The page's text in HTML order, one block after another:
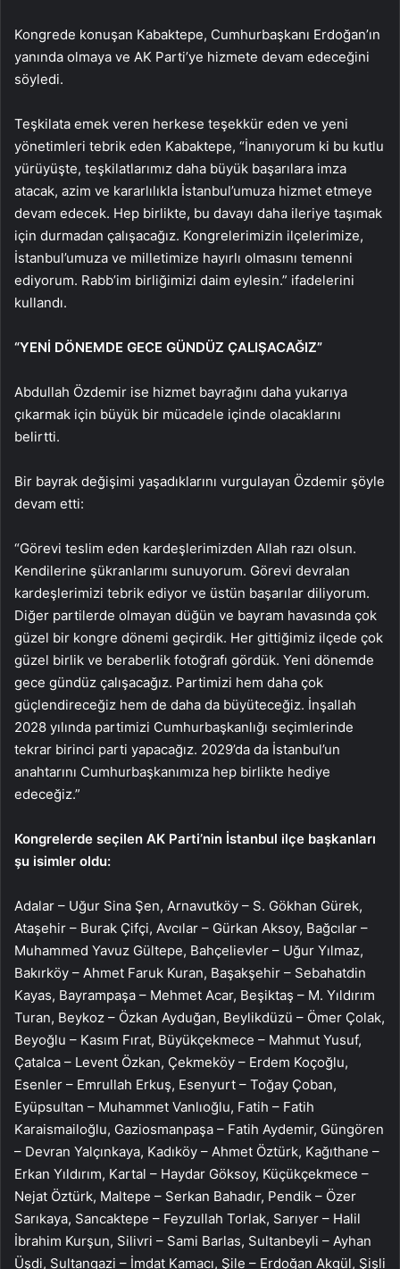
Kongrede konuşan Kabaktepe, Cumhurbaşkanı Erdoğan’ın
yanında olmaya ve AK Parti’ye hizmete devam edeceğini
söyledi.
Teşkilata emek veren herkese teşekkür eden ve yeni
yönetimleri tebrik eden Kabaktepe, “İnanıyorum ki bu kutlu
yürüyüşte, teşkilatlarımız daha büyük başarılara imza
atacak, azim ve kararlılıkla İstanbul’umuza hizmet etmeye
devam edecek. Hep birlikte, bu davayı daha ileriye taşımak
için durmadan çalışacağız. Kongrelerimizin ilçelerimize,
İstanbul’umuza ve milletimize hayırlı olmasını temenni
ediyorum. Rabb’im birliğimizi daim eylesin.” ifadelerini
kullandı.
“YENİ DÖNEMDE GECE GÜNDÜZ ÇALIŞACAĞIZ”
Abdullah Özdemir ise hizmet bayrağını daha yukarıya
çıkarmak için büyük bir mücadele içinde olacaklarını
belirtti.
Bir bayrak değişimi yaşadıklarını vurgulayan Özdemir şöyle
devam etti:
“Görevi teslim eden kardeşlerimizden Allah razı olsun.
Kendilerine şükranlarımı sunuyorum. Görevi devralan
kardeşlerimizi tebrik ediyor ve üstün başarılar diliyorum.
Diğer partilerde olmayan düğün ve bayram havasında çok
güzel bir kongre dönemi geçirdik. Her gittiğimiz ilçede çok
güzel birlik ve beraberlik fotoğrafı gördük. Yeni dönemde
gece gündüz çalışacağız. Partimizi hem daha çok
güçlendireceğiz hem de daha da büyüteceğiz. İnşallah
2028 yılında partimizi Cumhurbaşkanlığı seçimlerinde
tekrar birinci parti yapacağız. 2029’da da İstanbul’un
anahtarını Cumhurbaşkanımıza hep birlikte hediye
edeceğiz.”
Kongrelerde seçilen AK Parti’nin İstanbul ilçe başkanları
şu isimler oldu:
Adalar – Uğur Sina Şen, Arnavutköy – S. Gökhan Gürek,
Ataşehir – Burak Çifçi, Avcılar – Gürkan Aksoy, Bağcılar –
Muhammed Yavuz Gültepe, Bahçelievler – Uğur Yılmaz,
Bakırköy – Ahmet Faruk Kuran, Başakşehir – Sebahatdin
Kayas, Bayrampaşa – Mehmet Acar, Beşiktaş – M. Yıldırım
Turan, Beykoz – Özkan Ayduğan, Beylikdüzü – Ömer Çolak,
Beyoğlu – Kasım Fırat, Büyükçekmece – Mahmut Yusuf,
Çatalca – Levent Özkan, Çekmeköy – Erdem Koçoğlu,
Esenler – Emrullah Erkuş, Esenyurt – Toğay Çoban,
Eyüpsultan – Muhammet Vanlıoğlu, Fatih – Fatih
Karaismailoğlu, Gaziosmanpaşa – Fatih Aydemir, Güngören
– Devran Yalçınkaya, Kadıköy – Ahmet Öztürk, Kağıthane –
Erkan Yıldırım, Kartal – Haydar Göksoy, Küçükçekmece –
Nejat Öztürk, Maltepe – Serkan Bahadır, Pendik – Özer
Sarıkaya, Sancaktepe – Feyzullah Torlak, Sarıyer – Halil
İbrahim Kurşun, Silivri – Sami Barlas, Sultanbeyli – Ayhan
Üşdi, Sultangazi – İmdat Kamacı, Şile – Erdoğan Akgül, Şişli